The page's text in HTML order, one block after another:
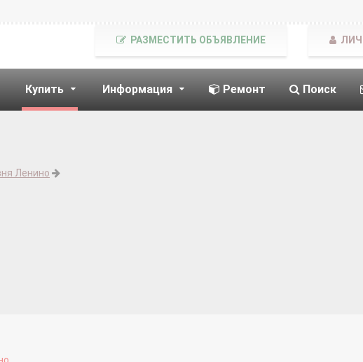
Купить Информация Ремонт Поиск
РАЗМЕСТИТЬ ОБЪЯВЛЕНИЕ
Ленино